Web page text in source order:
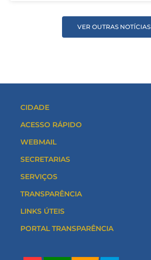
VER OUTRAS NOTÍCIAS
CIDADE
ACESSO RÁPIDO
WEBMAIL
SECRETARIAS
SERVIÇOS
TRANSPARÊNCIA
LINKS ÚTEIS
PORTAL TRANSPARÊNCIA